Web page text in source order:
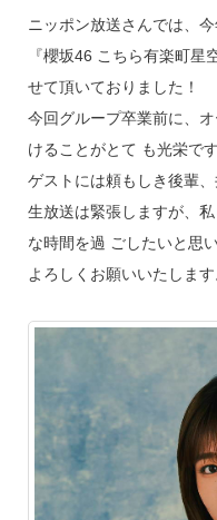
ニッポン放送さんでは、
『櫻坂46 こちら有楽町星
せて頂いておりました！
今回グループ卒業前に、
けることがとて も光栄です
ゲストには頼もしき後輩、
生放送は緊張しますが、
な時間を過 ごしたいと思
よろしくお願いいたします